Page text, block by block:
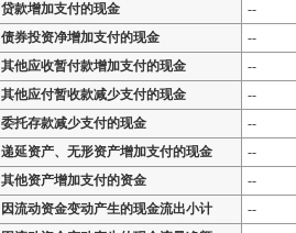
贷款增加支付的现金
--
债券投资净增加支付的现金
--
其他应收暂付款增加支付的现金
--
其他应付暂收款减少支付的现金
--
委托存款减少支付的现金
--
递延资产、无形资产增加支付的现金
--
其他资产增加支付的资金
--
因流动资金变动产生的现金流出小计
--